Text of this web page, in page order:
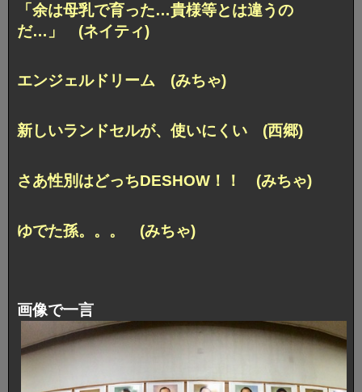
「余は母乳で育った…貴様等とは違うの
だ…」 (ネイティ)
エンジェルドリーム (みちゃ)
新しいランドセルが、使いにくい (西郷)
さあ性別はどっちDESHOW！！ (みちゃ)
ゆでた孫。。。 (みちゃ)
画像で一言